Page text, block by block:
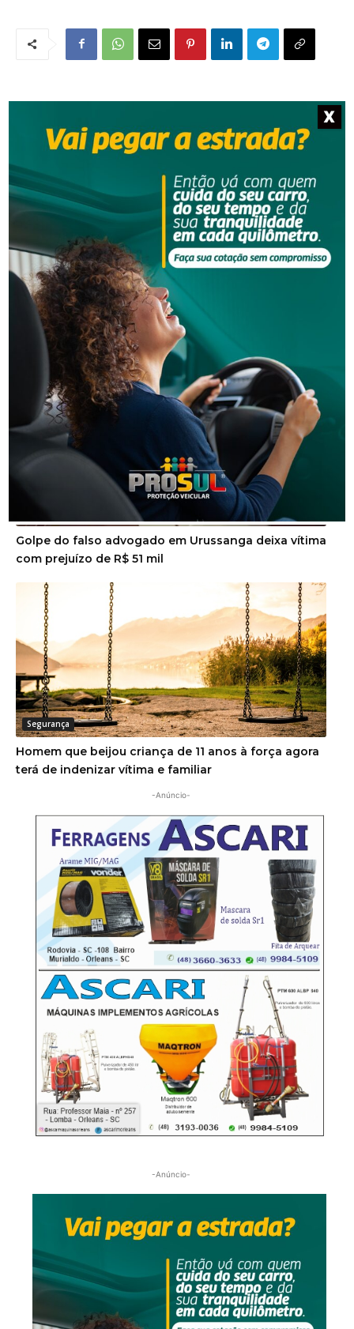
NOTÍCIAS RELACIONADAS
Segurança
Homem é preso por descumprir medida protetiva
em Urussanga
Golpe do falso advogado em Urussanga deixa vítima
com prejuízo de R$ 51 mil
Segurança
Homem que beijou criança de 11 anos à força agora
terá de indenizar vítima e familiar
-Anúncio-
-Anúncio-
X